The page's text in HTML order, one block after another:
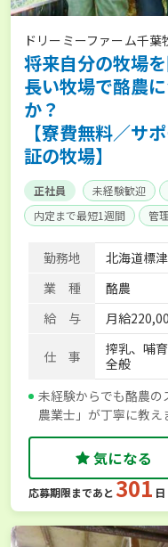
ドリーミーファーム千葉
将来自分の牧場
長い牧場で酪農
か？
【寮費無料／サ
証の牧場】
正社員 未経験歓迎
内定まで最短1週間
管
家賃補助制度あり
賞与
独立支援可能
社会保険
勤務地
北海道標
業 種
酪農
給 与
月給
仕 事
搾乳、哺
全般
未経験からでも酪農
農業士」が丁寧に教
ています
気になる
応募期限まであと 301 日